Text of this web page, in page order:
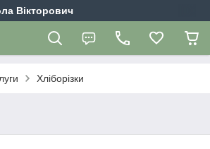
Вікторович
Хліборізки